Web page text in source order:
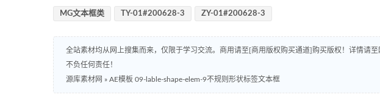
MG文本框类 TY-01#200628-3 ZY-01#200628-3
全站素材均从网上搜集而来，仅限于学习交流。商用请至[商用版权购买通道]购买版权！详情请
不负任何责任！
源库素材网 » AE模板 09-lable-shape-elem-9不规则形状标签文本框